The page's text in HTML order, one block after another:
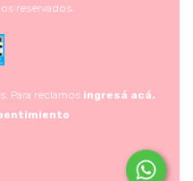
reservados.
Para reclamos ingresá acá.